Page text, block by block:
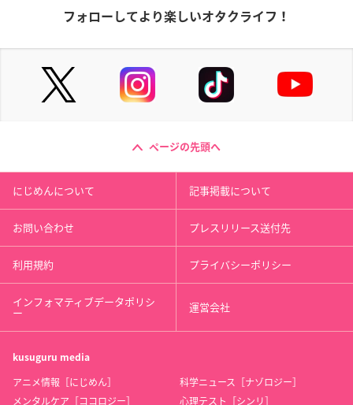
フォローしてより楽しいオタクライフ！
ページの先頭へ
にじめんについて 記事掲載について
お問い合わせ プレスリリース送付先
利用規約 プライバシーポリシー
インフォマティブデータポリシ
ー 運営会社
kusuguru media
アニメ情報［にじめん］
科学ニュース［ナゾロジー］
メンタルケア［ココロジー］
心理テスト［シンリ］